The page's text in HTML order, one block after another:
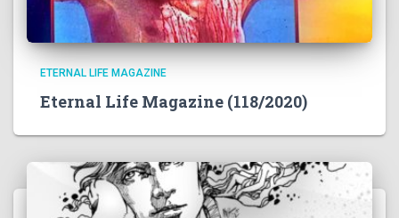
ETERNAL LIFE MAGAZINE
Eternal Life Magazine (118/2020)